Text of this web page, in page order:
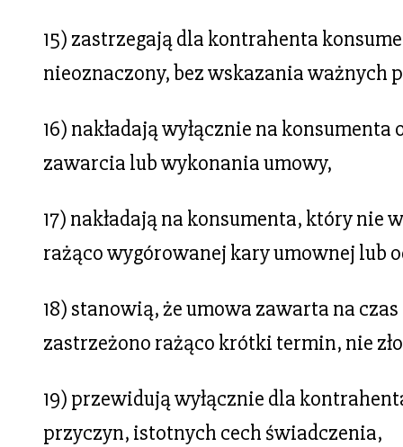
15) zastrzegają dla kontrahenta
nieoznaczony, bez wskazania
16) nakładają wyłącznie na
zawarcia lub wykonania umowy,
17) nakładają na konsumenta, który nie
rażąco wygórowanej kary umownej lub
18) stanowią, że umowa zawarta na
zastrzeżono rażąco krótki termin, nie
19) przewidują wyłącznie dla
przyczyn, istotnych cech świadczenia,